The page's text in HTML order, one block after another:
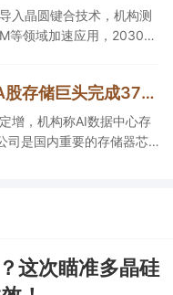
入晶圆键合技术，机构测
等领域加速应用，2030年
【财联社早知道】溢价45%！A股存储巨头完成37亿元定增，机构称AI数据中心存储芯片供应短缺的情况仍在加剧；英伟达据悉拟向Lancium投资最高30亿美元，支持AI数据中心电力基础设施
增，机构称AI数据中心存
司是国内重要的存储器芯
快速扩容升级，这家公
这次瞄准多晶硅